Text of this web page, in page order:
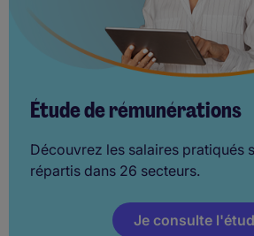
Étude de rémunérations
Découvrez les salaires pratiqués
répartis dans 26 secteurs.
Je consulte